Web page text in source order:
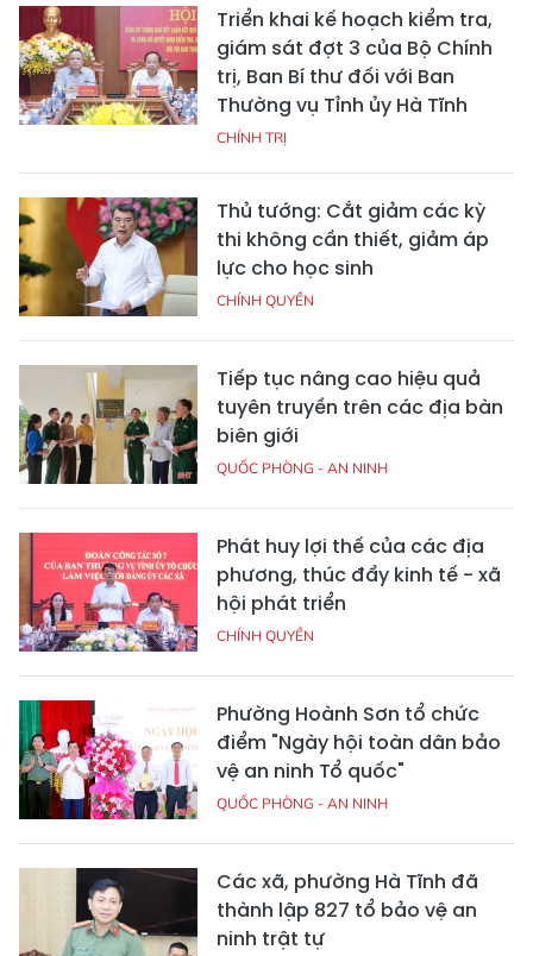
Triển khai kế hoạch kiểm tra,
giám sát đợt 3 của Bộ Chính
trị, Ban Bí thư đối với Ban
Thường vụ Tỉnh ủy Hà Tĩnh
CHÍNH TRỊ
Thủ tướng: Cắt giảm các kỳ
thi không cần thiết, giảm áp
lực cho học sinh
CHÍNH QUYỀN
Tiếp tục nâng cao hiệu quả
tuyên truyền trên các địa bàn
biên giới
QUỐC PHÒNG - AN NINH
Phát huy lợi thế của các địa
phương, thúc đẩy kinh tế - xã
hội phát triển
CHÍNH QUYỀN
Phường Hoành Sơn tổ chức
điểm "Ngày hội toàn dân bảo
vệ an ninh Tổ quốc"
QUỐC PHÒNG - AN NINH
Các xã, phường Hà Tĩnh đã
thành lập 827 tổ bảo vệ an
ninh trật tự